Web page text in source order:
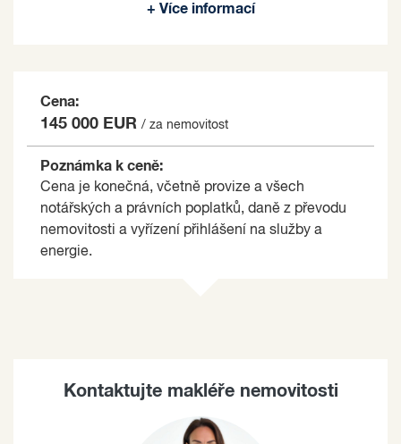
na základě jím zvolených kritérií.
+ Více informací
Cena:
145 000 EUR / za nemovitost
Poznámka k ceně:
Cena je konečná, včetně provize a všech
notářských a právních poplatků, daně z převodu
nemovitosti a vyřízení přihlášení na služby a
energie.
Kontaktujte makléře nemovitosti